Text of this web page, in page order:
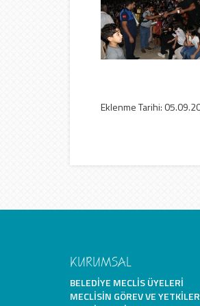
Eklenme Tarihi:
KURUMSAL
BELEDIYE MECLIS ÜYELERI
MECLISIN GÖREV VE